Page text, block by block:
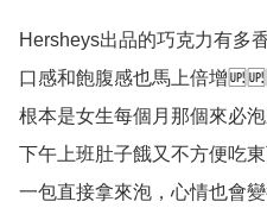
Hersheys出品的巧克力有多
口感和飽腹感也馬上倍增
根本是女生每個月那個來必
下午上班肚子餓又不方便吃
一包直接拿來泡，心情也會